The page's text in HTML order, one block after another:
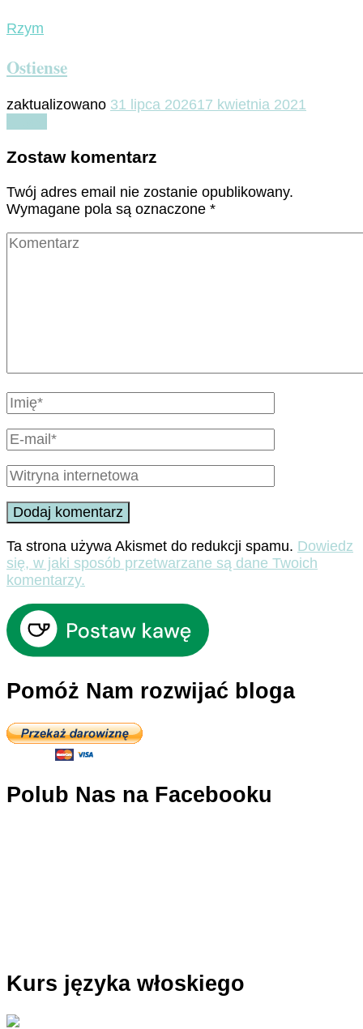
Rzym
Ostiense
zaktualizowano 31 lipca 202617 kwietnia 2021
Zostaw komentarz
Twój adres email nie zostanie opublikowany.
Wymagane pola są oznaczone *
Ta strona używa Akismet do redukcji spamu. Dowiedz
się, w jaki sposób przetwarzane są dane Twoich
komentarzy.
Pomóż Nam rozwijać bloga
Polub Nas na Facebooku
Kurs języka włoskiego